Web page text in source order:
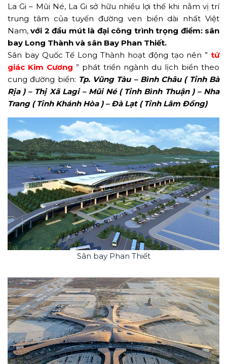
La Gi – Mũi Né, La Gi sở hữu nhiều lợi thế khi nằm vị trí
trung tâm của tuyến đường ven biển dài nhất Việt
Nam,với 2 đầu mút là đại công trình trọng điểm: sân
bay Long Thành và sân Bay Phan Thiết.
Sân bay Quốc Tế Long Thành hoạt động tạo nên ” tứ
giác Kim Cương ” phát triển ngành du lịch biển theo
cung đường biển: Tp. Vũng Tàu – Bình Châu ( Tỉnh Bà
Rịa ) – Thị Xã Lagi – Mũi Né ( Tỉnh Bình Thuận ) – Nha
Trang ( Tỉnh Khánh Hòa ) – Đà Lạt ( Tỉnh Lâm Đồng)
Sân bay Phan Thiết